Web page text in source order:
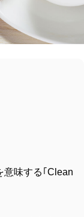
意味する｢Clean